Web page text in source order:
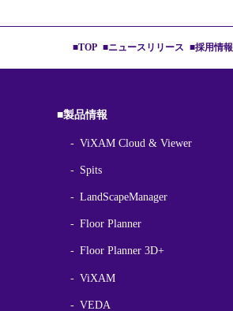
■TOP ■ニュースリリース ■採用情報
■製品情報
ViXAM Cloud & Viewer
Spits
LandScapeManager
Floor Planner
Floor Planner 3D+
ViXAM
VEDA